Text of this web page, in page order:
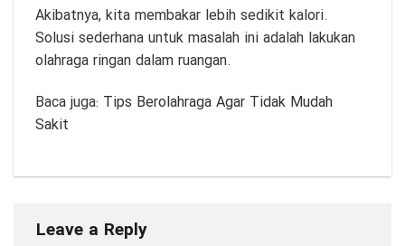
Akibatnya, kita membakar lebih sedikit kalori.
Solusi sederhana untuk masalah ini adalah lakukan
olahraga ringan dalam ruangan.
Baca juga: Tips Berolahraga Agar Tidak Mudah
Sakit
Leave a Reply